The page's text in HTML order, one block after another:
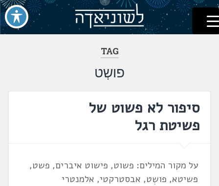
דלג
לתוכן
לשוניאדה
עברית. לשון. שפה
TAG
פושְט
סיפור לא פשוט של
פשיטת רגל
על מקור המילים: פשוט, פישוט איברים, פשט,
פשיטא, פושְט, אבסטרקטי, אלמנטרי